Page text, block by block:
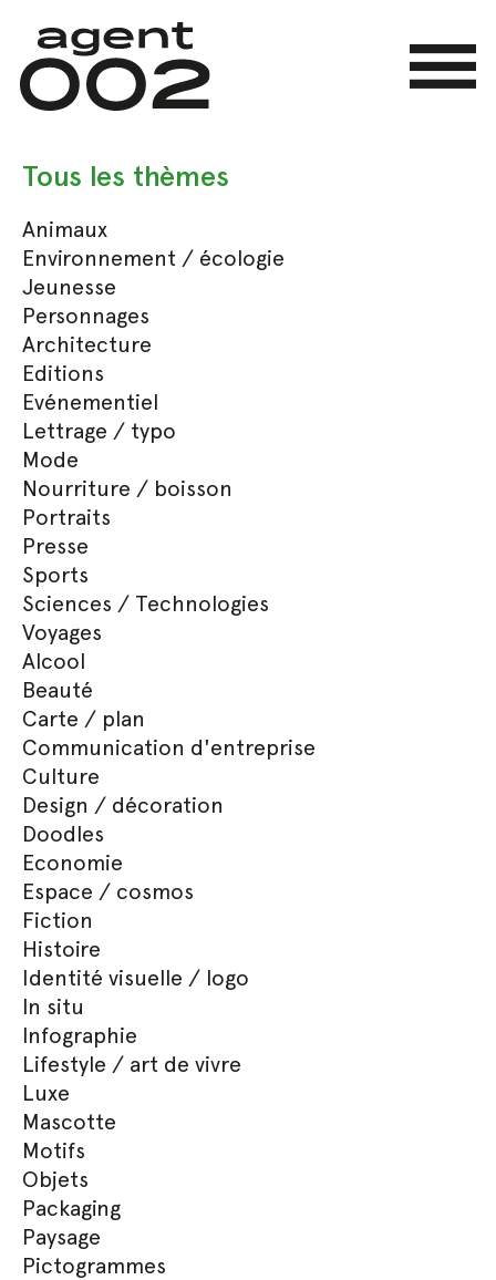
main
content
Menu
Tous les thèmes
Animaux
Environnement / écologie
Jeunesse
Personnages
Architecture
Editions
Evénementiel
Lettrage / typo
Mode
Nourriture / boisson
Portraits
Presse
Sports
Sciences / Technologies
Voyages
Alcool
Beauté
Carte / plan
Communication d'entreprise
Culture
Design / décoration
Doodles
Economie
Espace / cosmos
Fiction
Histoire
Identité visuelle / logo
In situ
Infographie
Lifestyle / art de vivre
Luxe
Mascotte
Motifs
Objets
Packaging
Paysage
Pictogrammes